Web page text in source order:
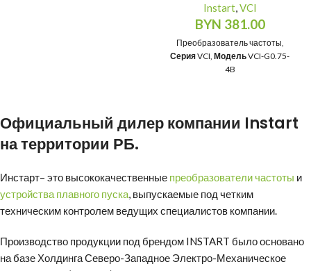
Instart,VCI
BYN 381.00
Преобразователь частоты,
СерияVCI, МодельVCI-G0.75-
4B
Официальный дилер компании Instart
на территории РБ.
Инстарт– это высококачественные преобразователи частоты и
устройства плавного пуска, выпускаемые под четким
техническим контролем ведущих специалистов компании.
Производство продукции под брендом INSTART было основано
на базе Холдинга Северо-Западное Электро-Механическое